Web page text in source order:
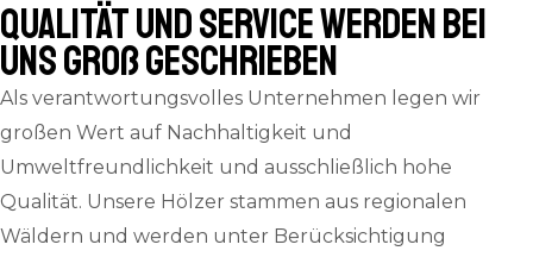
QUALITÄT und SERVICE werden bei
uns groß geschrieben
Als verantwortungsvolles Unternehmen legen wir
großen Wert auf Nachhaltigkeit und
Umweltfreundlichkeit und ausschließlich hohe
Qualität. Unsere Hölzer stammen aus regionalen
Wäldern und werden unter Berücksichtigung